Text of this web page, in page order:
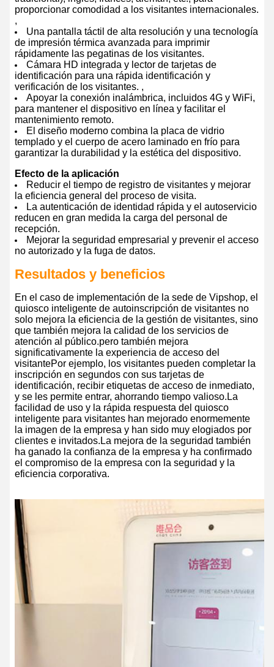
proporcionar comodidad a los visitantes internacionales.
,
Una pantalla táctil de alta resolución y una tecnología
de impresión térmica avanzada para imprimir
rápidamente las pegatinas de los visitantes.
Cámara HD integrada y lector de tarjetas de
identificación para una rápida identificación y
verificación de los visitantes. ,
Apoyar la conexión inalámbrica, incluidos 4G y WiFi,
para mantener el dispositivo en línea y facilitar el
mantenimiento remoto.
El diseño moderno combina la placa de vidrio
templado y el cuerpo de acero laminado en frío para
garantizar la durabilidad y la estética del dispositivo.
Efecto de la aplicación
Reducir el tiempo de registro de visitantes y mejorar
la eficiencia general del proceso de visita.
La autenticación de identidad rápida y el autoservicio
reducen en gran medida la carga del personal de
recepción.
Mejorar la seguridad empresarial y prevenir el acceso
no autorizado y la fuga de datos.
Resultados y beneficios
En el caso de implementación de la sede de Vipshop, el
quiosco inteligente de autoinscripción de visitantes no
solo mejora la eficiencia de la gestión de visitantes, sino
que también mejora la calidad de los servicios de
atención al público.pero también mejora
significativamente la experiencia de acceso del
visitantePor ejemplo, los visitantes pueden completar la
inscripción en segundos con sus tarjetas de
identificación, recibir etiquetas de acceso de inmediato,
y se les permite entrar, ahorrando tiempo valioso.La
facilidad de uso y la rápida respuesta del quiosco
inteligente para visitantes han mejorado enormemente
la imagen de la empresa y han sido muy elogiados por
clientes e invitados.La mejora de la seguridad también
ha ganado la confianza de la empresa y ha confirmado
el compromiso de la empresa con la seguridad y la
eficiencia corporativa.